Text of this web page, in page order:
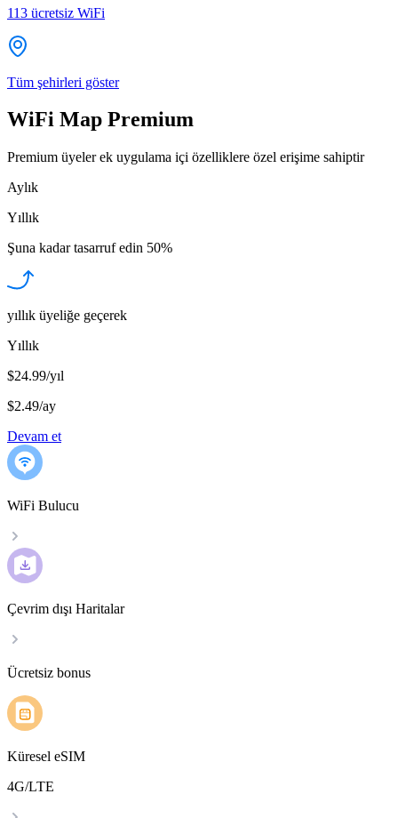
113 ücretsiz WiFi
Tüm şehirleri göster
WiFi Map Premium
Premium üyeler ek uygulama içi özelliklere özel erişime sahiptir
Aylık
Yıllık
Şuna kadar tasarruf edin 50%
yıllık üyeliğe geçerek
Yıllık
$24.99/yıl
$2.49/ay
Devam et
WiFi Bulucu
Çevrim dışı Haritalar
Ücretsiz bonus
Küresel eSIM
4G/LTE